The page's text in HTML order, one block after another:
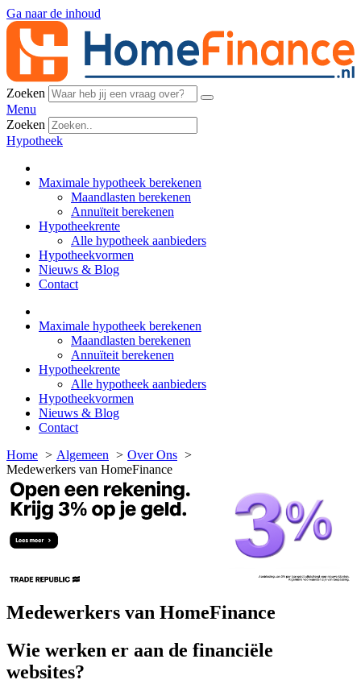
Ga naar de inhoud
Zoeken
Menu
Zoeken
Hypotheek
Maximale hypotheek berekenen
Maandlasten berekenen
Annuïteit berekenen
Hypotheekrente
Alle hypotheek aanbieders
Hypotheekvormen
Nieuws & Blog
Contact
Maximale hypotheek berekenen
Maandlasten berekenen
Annuïteit berekenen
Hypotheekrente
Alle hypotheek aanbieders
Hypotheekvormen
Nieuws & Blog
Contact
Home
Algemeen
Over Ons
Medewerkers van HomeFinance
Medewerkers van HomeFinance
Wie werken er aan de financiële
websites?